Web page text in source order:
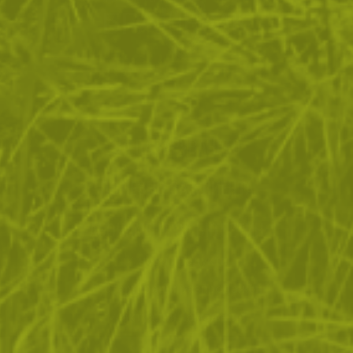
ЗА ПАЗАРУВАНЕТО
ПОЛЕЗНО ЗА КЛИЕНТА
АБОНАМЕНТ ЗА БЮЛЕТИН
✓ нови продукти
✓ стартиращи разпродажби
✓ актуални намаления
✓ ексклузивни кампании